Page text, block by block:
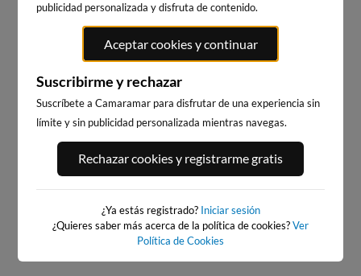
WEBCAMS CERCANAS
PORT ANDRATX
85km · Andratx
PLAYA DE SITGES
0.1 m CHOPI
publicidad personalizada y disfruta de contenido.
Aceptar cookies y continuar
Suscribirme y rechazar
Suscríbete a Camaramar para disfrutar de una experiencia sin
límite y sin publicidad personalizada mientras navegas.
Rechazar cookies y registrarme gratis
¿Ya estás registrado? Iniciar sesión
¿Quieres saber más acerca de la política de cookies?Ver
Política de Cookies